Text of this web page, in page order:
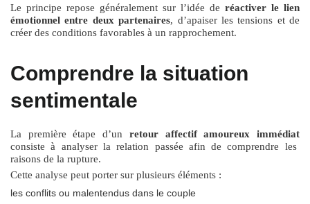
Le principe repose généralement sur l’idée de réactiver le lien
émotionnel entre deux partenaires, d’apaiser les tensions et de
créer des conditions favorables à un rapprochement.
Comprendre la situation
sentimentale
La première étape d’un retour affectif amoureux immédiat
consiste à analyser la relation passée afin de comprendre les
raisons de la rupture.
Cette analyse peut porter sur plusieurs éléments :
les conflits ou malentendus dans le couple